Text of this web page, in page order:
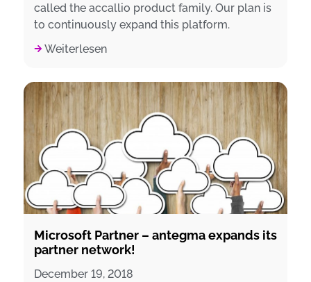
called the accallio product family. Our plan is
to continuously expand this platform.
Weiterlesen
Microsoft Partner – antegma expands its
partner network!
December 19, 2018